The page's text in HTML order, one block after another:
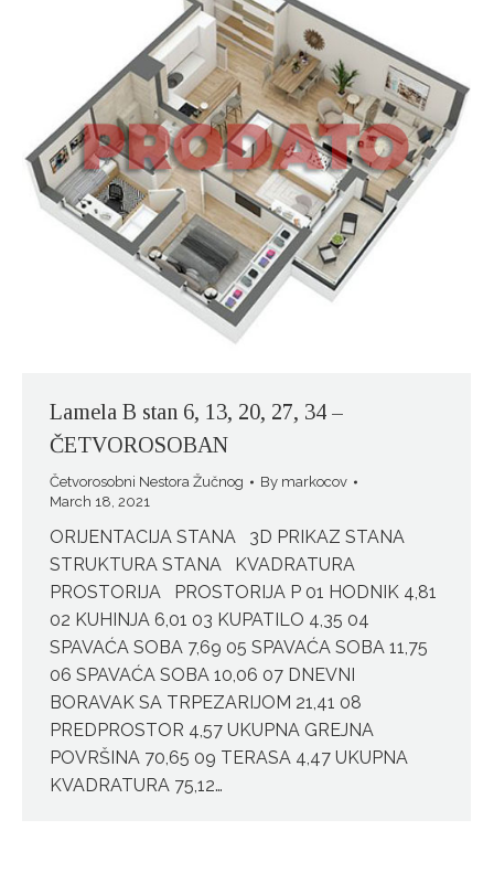
Lamela B stan 6, 13, 20, 27, 34 –
ČETVOROSOBAN
Četvorosobni Nestora Žučnog By markocov
March 18, 2021
ORIJENTACIJA STANA 3D PRIKAZ STANA
STRUKTURA STANA KVADRATURA
PROSTORIJA PROSTORIJA P 01 HODNIK 4,81
02 KUHINJA 6,01 03 KUPATILO 4,35 04
SPAVAĆA SOBA 7,69 05 SPAVAĆA SOBA 11,75
06 SPAVAĆA SOBA 10,06 07 DNEVNI
BORAVAK SA TRPEZARIJOM 21,41 08
PREDPROSTOR 4,57 UKUPNA GREJNA
POVRŠINA 70,65 09 TERASA 4,47 UKUPNA
KVADRATURA 75,12…